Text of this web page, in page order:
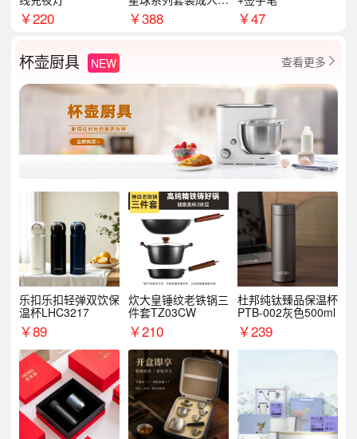
￥220
学季生日礼物商务礼
品
￥388 ￥47
杯壶厨具 NEW 查看更多 
乐扣乐扣轻弹双饮保
温杯LHC3217
￥89
炊大皇锤纹老铁锅三
件套TZ03CW
￥210
杜邦纯钛臻品保温杯
PTB-002灰色500ml
￥239